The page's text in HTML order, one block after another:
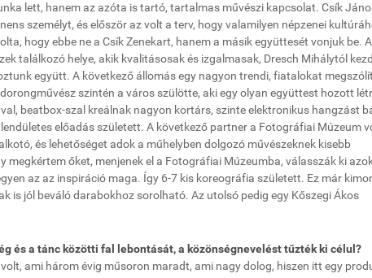
lett, hanem az azóta is tartó, tartalmas művészi kapcsolat. Csík
személyt, és először az volt a terv, hogy valamilyen népzenei
hogy ebbe ne a Csík Zenekart, hanem a másik együttesét vonjuk be.
találkozó helye, akik kvalitásosak és izgalmasak, Dresch Mihálytól
együtt. A következő állomás egy nagyon trendi, fiatalokat
szintén a város szülötte, aki egy olyan együttest hozott
beatbox-szal kreálnak nagyon kortárs, szinte elektronikus hangzást
előadás született. A következő partner a Fotográfiai Múzeum
és lehetőséget adok a műhelyben dolgozó művészeknek kisebb
őket, menjenek el a Fotográfiai Múzeumba, válasszák ki
az az inspiráció maga. Így 6-7 kis koreográfia született. Ez már
is jól beváló darabokhoz sorolható. Az utolsó pedig egy Kőszegi Ákos
és a tánc közötti fal lebontását, a közönségnevelést tűzték ki célul?
ami három évig műsoron maradt, ami nagy dolog, hiszen itt egy